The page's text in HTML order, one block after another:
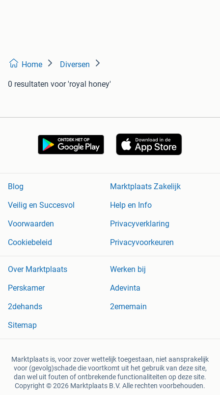
Home Diversen
0 resultaten voor 'royal honey'
Blog
Marktplaats Zakelijk
Veilig en Succesvol
Help en Info
Voorwaarden
Privacyverklaring
Cookiebeleid
Privacyvoorkeuren
Over Marktplaats
Werken bij
Perskamer
Adevinta
2dehands
2ememain
Sitemap
Marktplaats is, voor zover wettelijk toegestaan, niet aansprakelijk
voor (gevolg)schade die voortkomt uit het gebruik van deze site,
dan wel uit fouten of ontbrekende functionaliteiten op deze site.
Copyright © 2026 Marktplaats B.V. Alle rechten voorbehouden.